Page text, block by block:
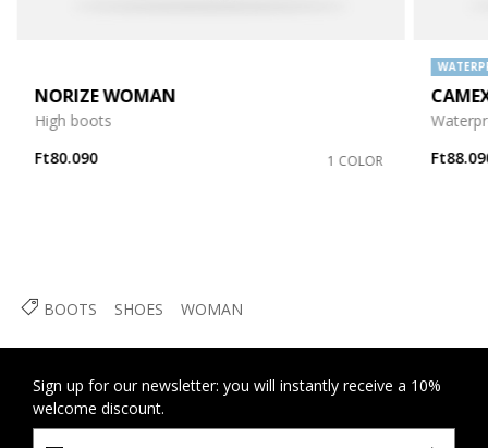
BOOTS SHOES WOMAN
NORIZE WOMAN
High boots
Ft80.090
1 COLOR
Sign up for our newsletter: you will instantly receive a 10%
welcome discount.